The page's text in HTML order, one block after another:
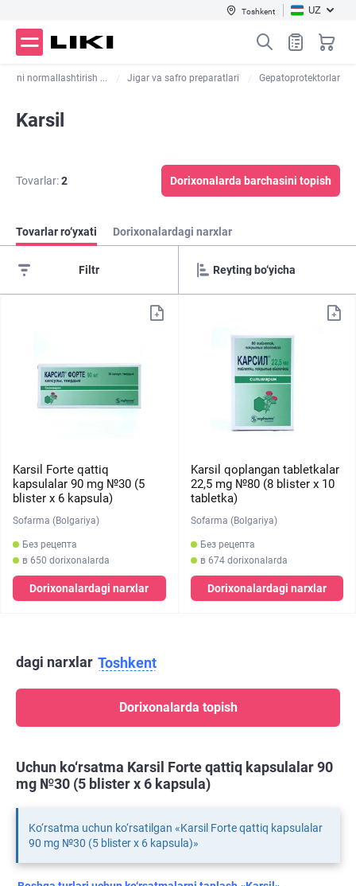
Toshkent UZ
normallashtirish ... Jigar va safro preparatlari Gepatoprotektorlar
Karsil
Tovarlar:2 Dorixonalarda barchasini topish
Tovarlar ro‘yxati Dorixonalardagi narxlar
Filtr
Karsil Forte qattiq
kapsulalar 90 mg №30 (5
blister х 6 kapsula)
Sofarma (Bolgariya)
Без рецепта
в 650 dorixonalarda
Dorixonalardagi narxlar
Karsil qoplangan tabletkalar
22,5 mg №80 (8 blister х 10
tabletka)
Sofarma (Bolgariya)
Без рецепта
в 674 dorixonalarda
Dorixonalardagi narxlar
dagi narxlar Toshkent
Dorixonalarda topish
Uchun ko‘rsatma Karsil Forte qattiq kapsulalar 90
mg №30 (5 blister х 6 kapsula)
Ko‘rsatma uchun ko‘rsatilgan «Karsil Forte qattiq kapsulalar
90 mg №30 (5 blister х 6 kapsula)»